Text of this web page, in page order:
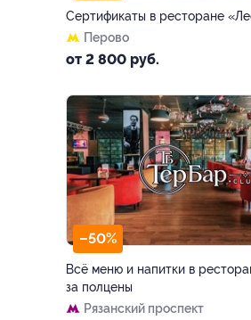
Сертификаты в ресторане
Перово
от 2 800 руб.
–50%
Всё меню и напитки в
за полцены
Рязанский проспект